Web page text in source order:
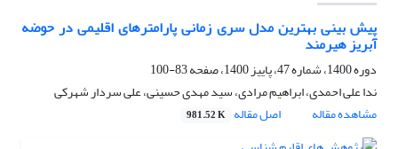
پیش بینی بهترین مدل سری زمانی پارامترهای اقلیمی در حوضه
آبریز هیرمند
دوره 1400، شماره 47، پاییز 1400، صفحه
83-100
ندا علی احمدی، ابراهیم مرادی، سید مهدی حسینی، علی سردار شهرکی
مشاهده مقاله
اصل مقاله 981.52 K